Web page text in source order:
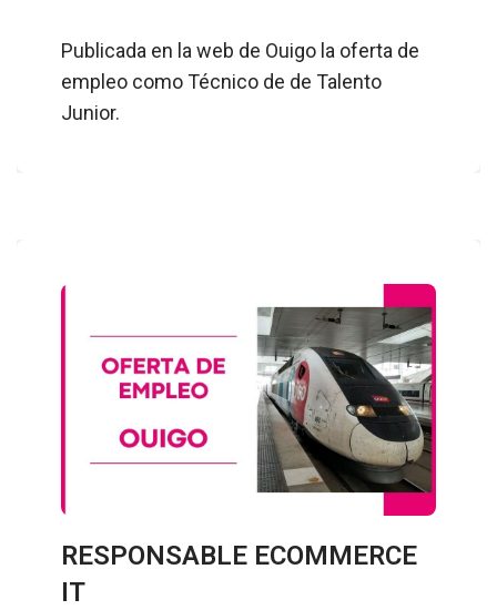
Publicada en la web de Ouigo la oferta de
empleo como Técnico de de Talento
Junior.
RESPONSABLE ECOMMERCE
IT